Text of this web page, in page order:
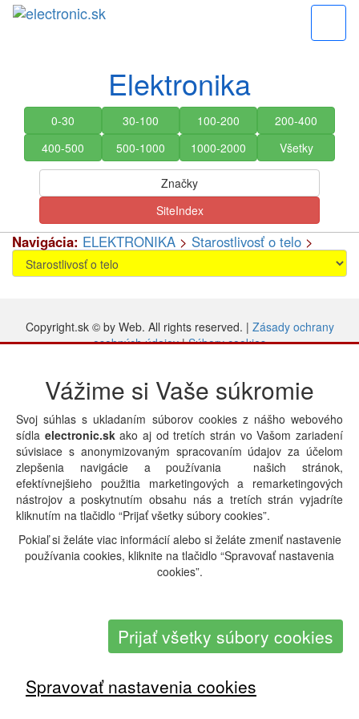
Elektronika
0-30 30-100 100-200
200-400
400-500
500-1000 1000-2000 Všetky
Značky
SiteIndex
Navigácia: ELEKTRONIKA > Starostlivosť o telo >
Copyright.sk © by Web. All rights reserved. | Zásady ochrany
osobných údajov|Súbory cookies
Vážime si Vaše súkromie
Svoj súhlas s ukladaním súborov cookies z nášho webového
sídla electronic.skako aj od tretích strán vo Vašom zariadení
súvisiace s anonymizovaným spracovaním údajov za účelom
zlepšenia navigácie a používania našich stránok,
efektívnejšieho použitia marketingových a remarketingových
nástrojov a poskytnutím obsahu nás a tretích strán vyjadríte
kliknutím na tlačidlo “Prijať všetky súbory cookies”.
Pokiaľ si želáte viac informácií alebo si želáte zmeniť nastavenie
používania cookies, kliknite na tlačidlo “Spravovať nastavenia
cookies”.
Prijať všetky súbory cookies
Spravovať nastavenia cookies